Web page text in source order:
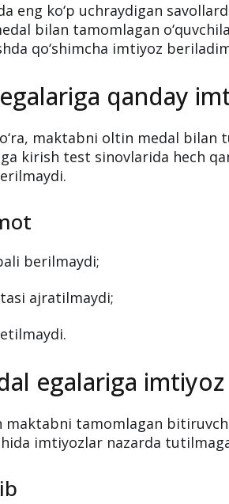
eng ko‘p uchraydigan
bilan tamomlagan
qo‘shimcha imtiyoz
qanday
maktabni oltin medal bilan
kirish test sinovlarida hech
berilmaydi;
ajratilmaydi;
egalariga
maktabni tamomlagan
imtiyozlar nazarda